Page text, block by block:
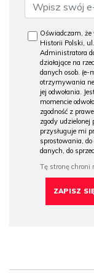
Oświadczam,
Historii Polski,
Administratora
działające na
danych osob. (e-
otrzymywania
jej odwołania.
momencie
zgodność z
zgody udzielonej
przysługuje mi
sprostowania,
danych, do